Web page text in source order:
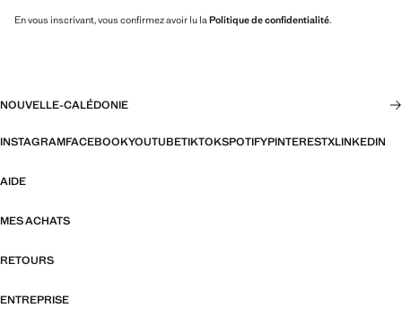
En vous inscrivant, vous confirmez avoir lu la Politique de confidentialité.
NOUVELLE-CALÉDONIE
INSTAGRAMFACEBOOKYOUTUBETIKTOKSPOTIFYPINTERESTXLINKEDIN
AIDE
MES ACHATS
RETOURS
ENTREPRISE